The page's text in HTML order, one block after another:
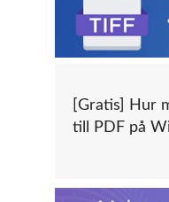
[Gratis] Hur
till PDF på